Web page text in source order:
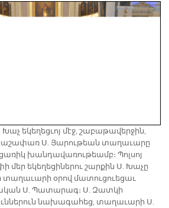
եկեղեցւոյ մէջ, շաբաթավերջին,
Ս. Յարութեան տաղաւարը
խանդավառութեամբ։ Պոլսոյ
մեր եկեղեցիներու շարքին Ս. Խաչը
տաղաւարի օրով մատուցուեցաւ
Ս. Պատարագ։ Ս. Զատկի
նախագահեց, տաղաւարի Ս.